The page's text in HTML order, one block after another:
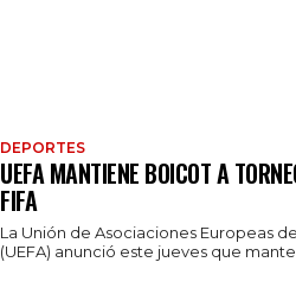
DEPORTES
UEFA MANTIENE BOICOT A
FIFA
La Unión de Asociaciones Europeas
(UEFA) anunció este jueves que